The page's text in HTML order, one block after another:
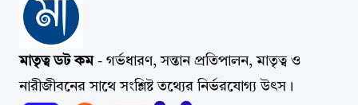
মাতৃত্ব ডট কম- গর্ভধারণ, সন্তান প্রতিপালন, মাতৃত্ব ও
নারীজীবনের সাথে সংশ্লিষ্ট তথ্যের নির্ভরযোগ্য উৎস।